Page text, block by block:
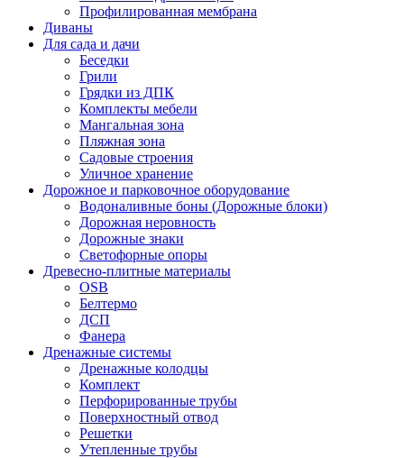
Профилированная мембрана
Диваны
Для сада и дачи
Беседки
Грили
Грядки из ДПК
Комплекты мебели
Мангальная зона
Пляжная зона
Садовые строения
Уличное хранение
Дорожное и парковочное оборудование
Водоналивные боны (Дорожные блоки)
Дорожная неровность
Дорожные знаки
Светофорные опоры
Древесно-плитные материалы
OSB
Белтермо
ДСП
Фанера
Дренажные системы
Дренажные колодцы
Комплект
Перфорированные трубы
Поверхностный отвод
Решетки
Утепленные трубы